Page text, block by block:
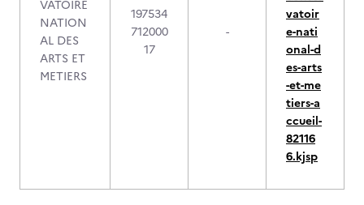
VATOIRE
NATION
AL DES
ARTS ET
METIERS
197534
712000
17
-
vatoir
e-nati
onal-d
es-arts
-et-me
tiers-a
ccueil-
82116
6.kjsp